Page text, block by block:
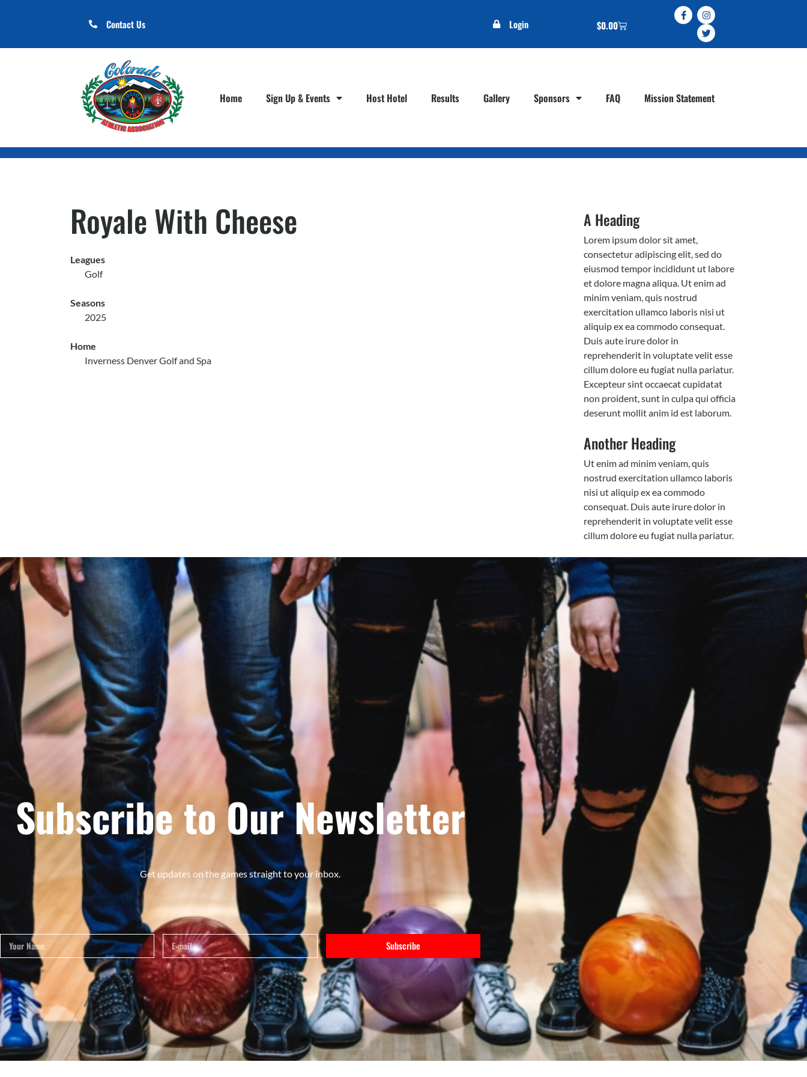
Contact Us Login $0.00
Home Sign Up & Events Host Hotel Results Gallery Sponsors FAQ Mission Statement
Royale With Cheese
Leagues
Golf
Seasons
2025
Home
Inverness Denver Golf and Spa
A Heading
Lorem ipsum dolor sit amet,
consectetur adipiscing elit, sed do
eiusmod tempor incididunt ut labore
et dolore magna aliqua. Ut enim ad
minim veniam, quis nostrud
exercitation ullamco laboris nisi ut
aliquip ex ea commodo consequat.
Duis aute irure dolor in
reprehenderit in voluptate velit esse
cillum dolore eu fugiat nulla pariatur.
Excepteur sint occaecat cupidatat
non proident, sunt in culpa qui officia
deserunt mollit anim id est laborum.
Another Heading
Ut enim ad minim veniam, quis
nostrud exercitation ullamco laboris
nisi ut aliquip ex ea commodo
consequat. Duis aute irure dolor in
reprehenderit in voluptate velit esse
cillum dolore eu fugiat nulla pariatur.
Subscribe to Our Newsletter
Get updates on the games straight to your inbox.
Subscribe